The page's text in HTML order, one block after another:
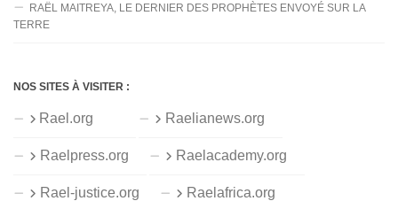
RAËL MAITREYA, LE DERNIER DES PROPHÈTES ENVOYÉ SUR LA
TERRE
NOS SITES À VISITER :
Rael.org Raelianews.org
Raelpress.org Raelacademy.org
Rael-justice.org Raelafrica.org